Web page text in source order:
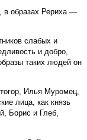
образах Рериха —
слабых и
и добро,
таких людей он
Илья Муромец,
лица, как князь
Борис и Глеб,